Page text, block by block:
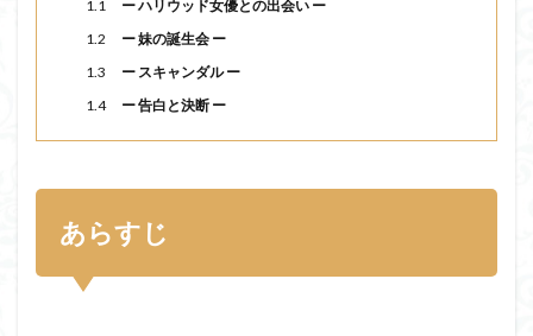
1.1
ー ハリウッド女優との出会い ー
1.2
ー 妹の誕生会 ー
1.3
ー スキャンダル ー
1.4
ー 告白と決断 ー
あらすじ